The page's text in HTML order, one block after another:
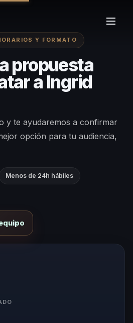
Y FORMATO
propuesta
a Ingrid
y te ayudaremos a confirmar
opción para tu audiencia,
Menos de 24h hábiles